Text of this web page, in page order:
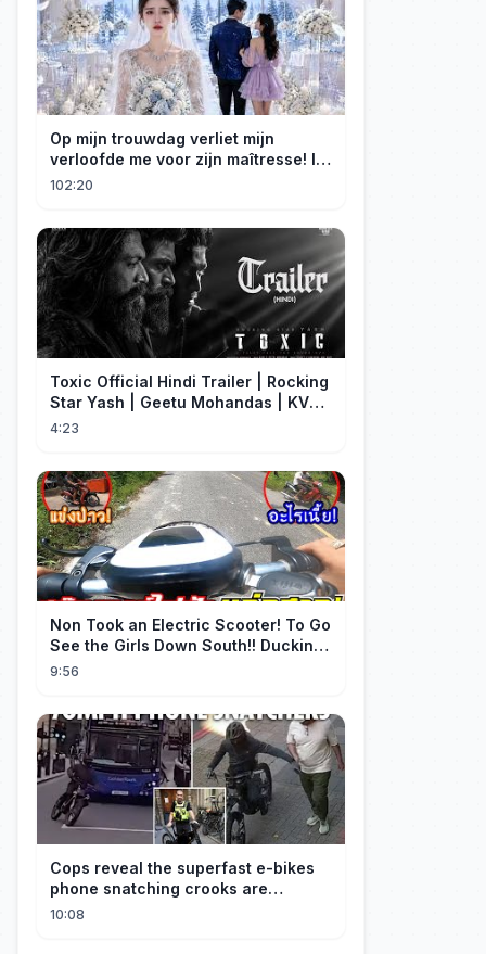
Op mijn trouwdag verliet mijn
verloofde me voor zijn maîtresse! Ik
trouwde meteen met een miljardair!
102:20
Toxic Official Hindi Trailer | Rocking
Star Yash | Geetu Mohandas | KVN |
Monster Mind Creations
4:23
Non Took an Electric Scooter! To Go
See the Girls Down South!! Ducking
the Whole Way | Electric S...
9:56
Cops reveal the superfast e-bikes
phone snatching crooks are
terrorising pedestrians with
10:08